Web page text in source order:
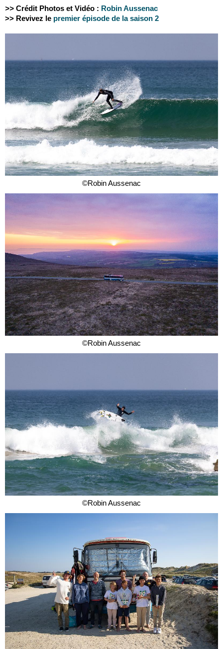
>> Crédit Photos et Vidéo : Robin Aussenac
>> Revivez le premier épisode de la saison 2
©Robin Aussenac
©Robin Aussenac
©Robin Aussenac